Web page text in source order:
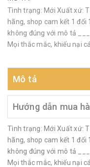
Tình trạng: Mới Xuất xứ:
hãng, shop cam kết 1
không đúng với mô tả
Mọi thắc mắc, khiếu nại
Mô tả
Hướng dẫn mua
Tình trạng: Mới Xuất xứ:
hãng, shop cam kết 1
không đúng với mô tả
Mọi thắc mắc, khiếu nại